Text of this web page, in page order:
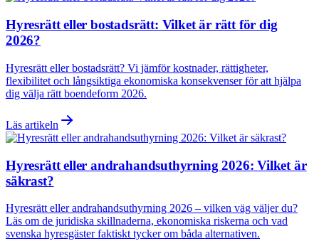
Hyresrätt eller bostadsrätt: Vilket är rätt för dig
2026?
Hyresrätt eller bostadsrätt? Vi jämför kostnader, rättigheter,
flexibilitet och långsiktiga ekonomiska konsekvenser för att hjälpa
dig välja rätt boendeform 2026.
Läs artikeln
Hyresrätt eller andrahandsuthyrning 2026: Vilket är
säkrast?
Hyresrätt eller andrahandsuthyrning 2026 – vilken väg väljer du?
Läs om de juridiska skillnaderna, ekonomiska riskerna och vad
svenska hyresgäster faktiskt tycker om båda alternativen.